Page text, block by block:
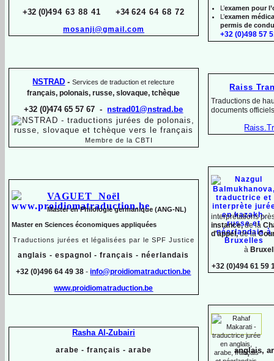
L’examen pour
L’examen
permis de
+32 (0)498 57
Raiss
Traductions de
documents
Raiss.
interprétations
instance,de la
d'appel,de la
à
+32 (0)494 61 59
anglais,
+32 (0)494 63 88 41 +34 624 64 68 72
mosanji@gmail.com
NSTRAD - Services de traduction et relecture
français, polonais, russe, slovaque, tchèque
+32 (0)474 65 57 67 - nstrad01@nstrad.be
Membre de la CBTI
VAGUET Noël
Master en Philologie germanique (ANG-NL)
Master en Sciences économiques appliquées
Traductions jurées et légalisées par le SPF Justice
anglais - espagnol - français - néerlandais
+32 (0)496 64 49 38- info@proidiomatraduction.be
www.proidiomatraduction.be
Rasha Al-Zubairi
arabe - français - arabe